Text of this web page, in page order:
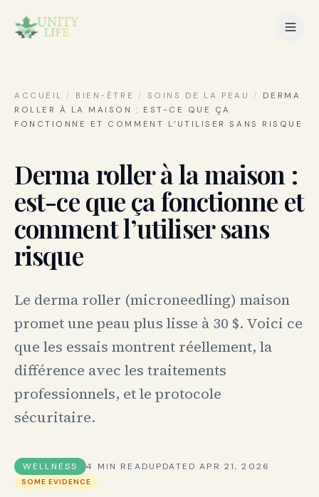
ACCUEIL / BIEN-ÊTRE / SOINS DE LA PEAU /
DERMA
ROLLER À LA MAISON : EST-CE QUE ÇA
FONCTIONNE ET COMMENT L’UTILISER SANS RISQUE
Derma roller à la maison :
est-ce que ça fonctionne et
comment l’utiliser sans
risque
Le derma roller (microneedling) maison
promet une peau plus lisse à 30 $. Voici ce
que les essais montrent réellement, la
différence avec les traitements
professionnels, et le protocole
sécuritaire.
WELLNESS 4 MIN READUPDATED APR 21, 2026
SOME EVIDENCE